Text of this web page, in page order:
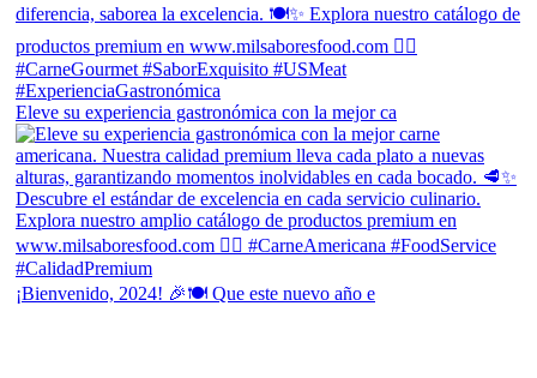
Eleve su experiencia gastronómica con la mejor ca
¡Bienvenido, 2024! 🎉🍽 Que este nuevo año e